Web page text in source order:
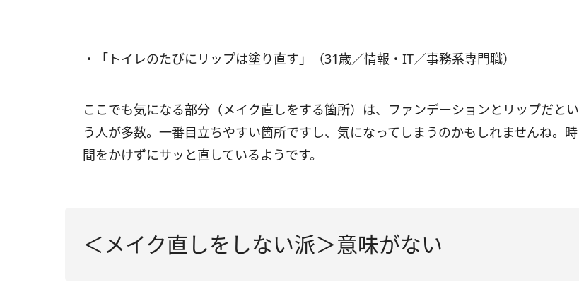
・「トイレのたびにリップは塗り直す」（31歳／情報・IT／事務系専門職）
ここでも気になる部分（メイク直しをする箇所）は、ファンデーションとリップだとい
う人が多数。一番目立ちやすい箇所ですし、気になってしまうのかもしれませんね。時
間をかけずにサッと直しているようです。
＜メイク直しをしない派＞意味がない